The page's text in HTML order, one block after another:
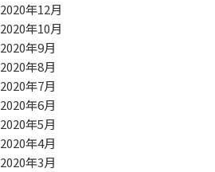
2020年12月
2020年10月
2020年9月
2020年8月
2020年7月
2020年6月
2020年5月
2020年4月
2020年3月